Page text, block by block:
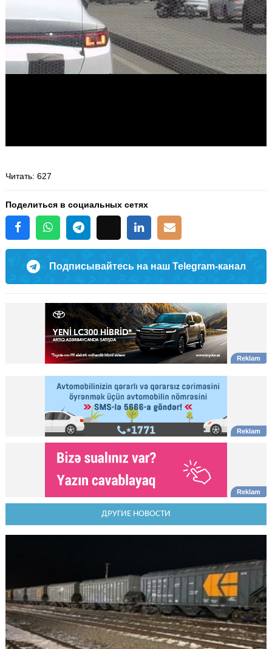
Читать: 627
Поделиться в социальных сетях
Подписывайтесь на наш Telegram-канал
ДРУГИЕ НОВОСТИ